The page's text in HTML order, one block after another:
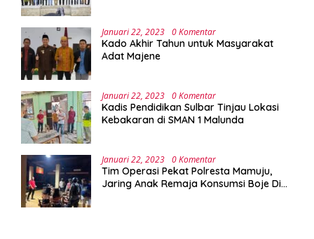
Januari 22, 2023 0 Komentar
Kado Akhir Tahun untuk Masyarakat
Adat Majene
Januari 22, 2023 0 Komentar
Kadis Pendidikan Sulbar Tinjau Lokasi
Kebakaran di SMAN 1 Malunda
Januari 22, 2023 0 Komentar
Tim Operasi Pekat Polresta Mamuju,
Jaring Anak Remaja Konsumsi Boje Di